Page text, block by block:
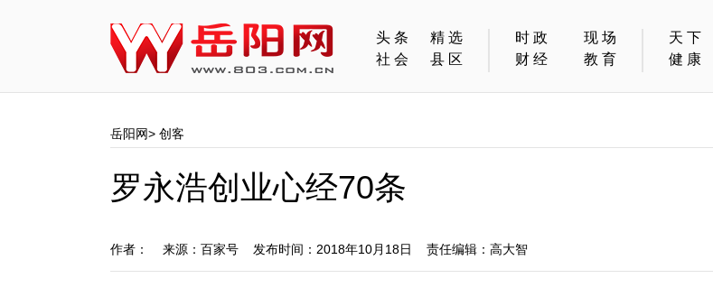
头条
精选
社会
县区
时政
现场
财经
教育
天下
健康
岳阳网> 创客
罗永浩创业心经70条
作者： 来源：百家号 发布时间：2018年10月18日 责任编辑：高大智